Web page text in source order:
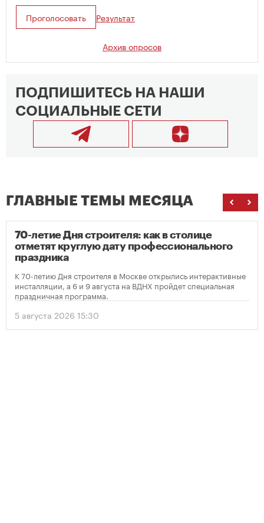
Проголосовать Результат
Архив опросов
ПОДПИШИТЕСЬ НА НАШИ
СОЦИАЛЬНЫЕ СЕТИ
ГЛАВНЫЕ ТЕМЫ МЕСЯЦА
70-летие Дня строителя: как в столице
отметят круглую дату профессионального
праздника
К 70-летию Дня строителя в Москве открылись интерактивные
инсталляции, а 6 и 9 августа на ВДНХ пройдет специальная
праздничная программа.
5 августа 2026 15:30